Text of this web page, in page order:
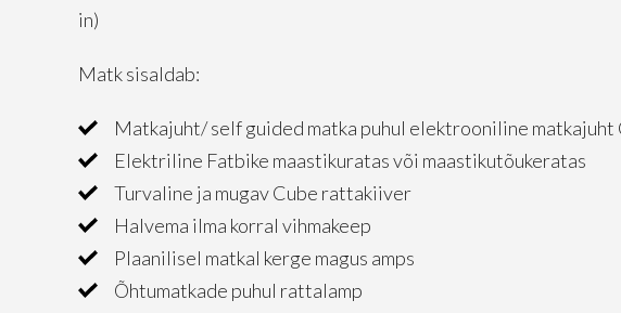
in)
Matk sisaldab:
Matkajuht/ self guided matka puhul elektrooniline matkajuht
Elektriline Fatbike maastikuratas või maastikutõukeratas
Turvaline ja mugav Cube rattakiiver
Halvema ilma korral vihmakeep
Plaanilisel matkal kerge magus amps
Õhtumatkade puhul rattalamp